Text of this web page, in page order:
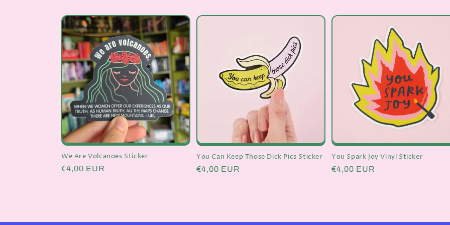
We Are Volcanoes Sticker
Normaler
€4,00 EUR
You Can Keep Those Dick Pics Sticker
Normaler
€4,00 EUR
You Spark Joy Vinyl Sticker
Normaler
€4,00 EUR